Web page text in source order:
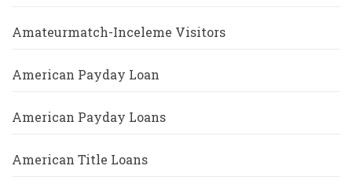
Amateurmatch-Inceleme Visitors
American Payday Loan
American Payday Loans
American Title Loans